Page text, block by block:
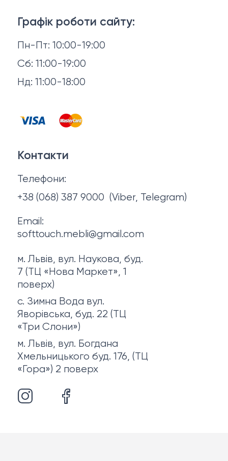
Графік роботи сайту:
Пн-Пт: 10:00-19:00
Сб: 11:00-19:00
Нд: 11:00-18:00
Матраци
Аксесуари для сну
Тумби та комоди
Повернення й обмін
Відгуки
Контакти
Політика конфіденційності
Контакти
Телефони:
+38 (068) 387 9000 (Viber, Telegram)
Email:
softtouch.mebli@gmail.com
м. Львів, вул. Наукова, буд.
7 (ТЦ «Нова Маркет», 1
поверх)
с. Зимна Вода вул.
Яворівська, буд. 22 (ТЦ
«Три Слони»)
м. Львів, вул. Богдана
Хмельницького буд. 176, (ТЦ
«Гора») 2 поверх